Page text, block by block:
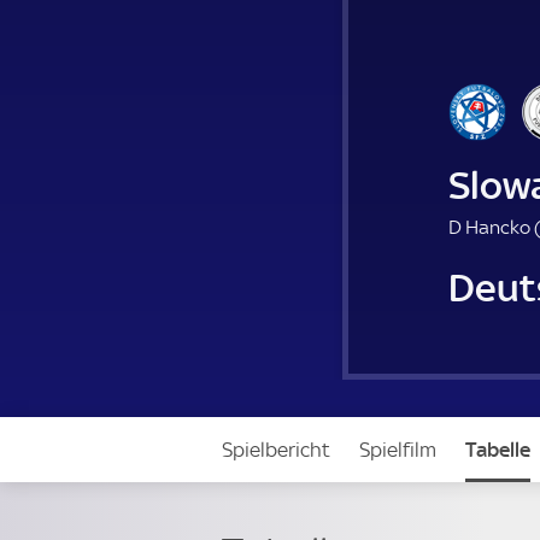
D Hancko (
Spielbericht Spielfilm Tabelle